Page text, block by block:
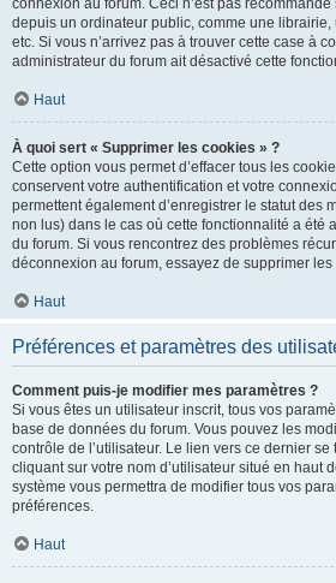
connexion au forum. Ceci n’est pas
depuis un ordinateur public, comme une
etc. Si vous n’arrivez pas à trouver cette case à
administrateur du forum ait désactivé cette
Haut
À quoi sert « Supprimer les cookies » ?
Cette option vous permet d’effacer tous les
conservent votre authentification et votre
permettent également d’enregistrer le statut des
non lus) dans le cas où cette fonctionnalité a été
du forum. Si vous rencontrez des problèmes
déconnexion au forum, essayez de supprimer les
Haut
Préférences et paramètres des
Comment puis-je modifier mes paramètres ?
Si vous êtes un utilisateur inscrit, tous vos
base de données du forum. Vous pouvez les
contrôle de l’utilisateur. Le lien vers ce dernier
cliquant sur votre nom d’utilisateur situé en haut
système vous permettra de modifier tous vos
préférences.
Haut